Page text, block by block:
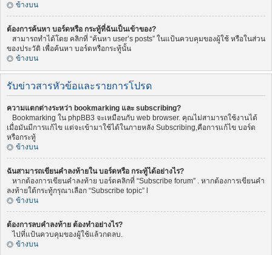
ข้างบน
ต้องการค้นหา บอร์ดหรือ กระทู้ที่ฉันเป็นเข้าของ?
สามารถทำได้โดย คลิกที่ “ค้นหา user’s posts” ในแป้นควบคุมของผู้ใช้ หรือในส่วน
ของประวัติ เพื่อค้นหา บอร์ดหรือกระทู้นั้น
ข้างบน
รับข่าวสารหัวข้อและรายการโปรด
ความแตกต่างระหว่า bookmarking และ subscribing?
Bookmarking ใน phpBB3 จะเหมือนกับ web browser. คุณไม่สามารถใช้งานได้
เมื่อมันมีการแก้ไข แต่จะเข้ามาใช้ได้ในภายหลัง Subscribing,คือการแก้ไข บอร์ด
หรือกระทู้
ข้างบน
ฉันสามารถเขียนคำลงท้ายใน บอร์ดหรือ กระทู้ได้อย่างไร?
หากต้องการเขียนคำลงท้าย บอร์ดคลิกที่ “Subscribe forum” . หากต้องการเขียนคำ
ลงท้ายใต้กระทู้กรุณาเลือก “Subscribe topic” l
ข้างบน
ต้องการลบคำลงท้าย ต้องทำอย่างไร?
ไปที่แป้นควบคุมของผู้ใช้แล้วกดลบ.
ข้างบน